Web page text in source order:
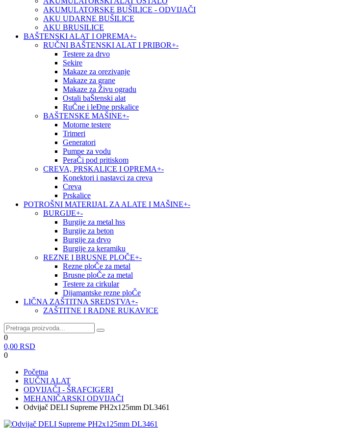
AKUMULATORSKE BUŠILICE - ODVIJAČI
AKU UDARNE BUŠILICE
AKU BRUSILICE
BAŠTENSKI ALAT I OPREMA+-
RUČNI BAŠTENSKI ALAT I PRIBOR+-
Testere za drvo
Sekire
Makaze za orezivanje
Makaze za grane
Makaze za Živu ogradu
Ostali baŠtenski alat
RuČne i leĐne prskalice
BAŠTENSKE MAŠINE+-
Motorne testere
Trimeri
Generatori
Pumpe za vodu
PeraČi pod pritiskom
CREVA, PRSKALICE I OPREMA+-
Konektori i nastavci za creva
Creva
Prskalice
POTROŠNI MATERIJAL ZA ALATE I MAŠINE+-
BURGIJE+-
Burgije za metal hss
Burgije za beton
Burgije za drvo
Burgije za keramiku
REZNE I BRUSNE PLOČE+-
Rezne ploČe za metal
Brusne ploČe za metal
Testere za cirkular
Dijamantske rezne ploČe
LIČNA ZAŠTITNA SREDSTVA+-
ZAŠTITNE I RADNE RUKAVICE
0
0,00 RSD
0
Početna
RUČNI ALAT
ODVIJAČI - ŠRAFCIGERI
MEHANIČARSKI ODVIJAČI
Odvijač DELI Supreme PH2x125mm DL3461